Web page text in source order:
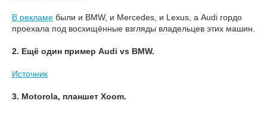
В рекламе были и BMW, и Mercedes, и Lexus, а Audi гордо
проехала под восхищённые взгляды владельцев этих машин.
2. Ещё один пример Audi vs BMW.
Источник
3. Motorola, планшет Xoom.